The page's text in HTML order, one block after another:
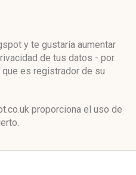
y te gustaría aumentar
de tus datos - por
que es registrador de su
proporciona el uso de